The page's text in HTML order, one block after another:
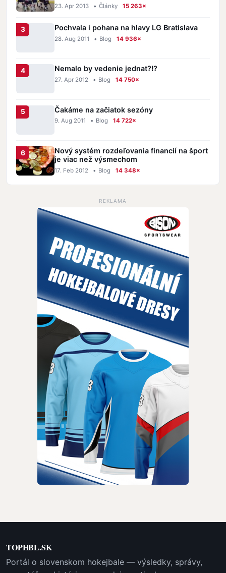
23. Apr 2013 • Články 15 263×
Pochvala i pohana na hlavy LG Bratislava
28. Aug 2011 • Blog 14 936×
Nemalo by vedenie jednat?!?
27. Apr 2012 • Blog 14 750×
Čakáme na začiatok sezóny
9. Aug 2011 • Blog 14 722×
Nový systém rozdeľovania financií na šport
je viac než výsmechom
17. Feb 2012 • Blog 14 348×
REKLAMA
TOPHBL.SK
Portál o slovenskom hokejbale — výsledky, správy,